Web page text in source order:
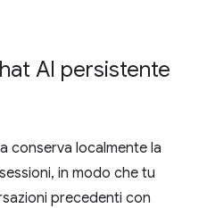
AI persistente
conserva localmente la
in modo che tu
precedenti con